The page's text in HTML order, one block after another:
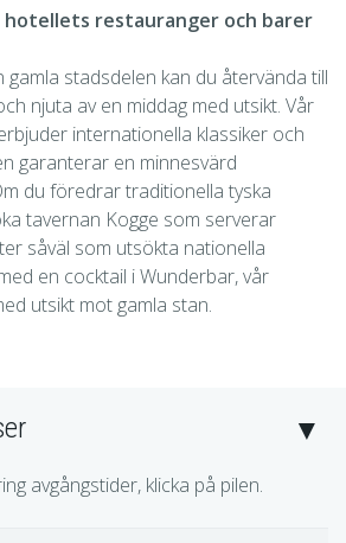
restauranger och barer
gamla stadsdelen kan du återvända till
njuta av en middag med utsikt. Vår
internationella klassiker och
garanterar en minnesvärd
du föredrar traditionella tyska
tavernan Kogge som serverar
såväl som utsökta nationella
en cocktail i Wunderbar, vår
utsikt mot gamla stan.
avgångstider, klicka på pilen.